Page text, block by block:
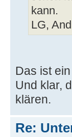
kann.
LG,
Das ist
Und klar,
klären.
Re: